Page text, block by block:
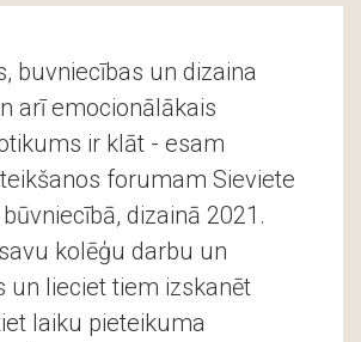
buvniecības un dizaina
arī emocionālākais
ir klāt - esam
forumam Sieviete
dizainā 2021.
kolēģu darbu un
un lieciet tiem izskanēt
laiku pieteikuma